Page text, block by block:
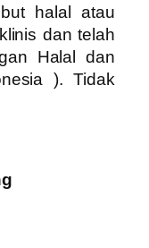
halal atau
dan telah
Halal dan
). Tidak